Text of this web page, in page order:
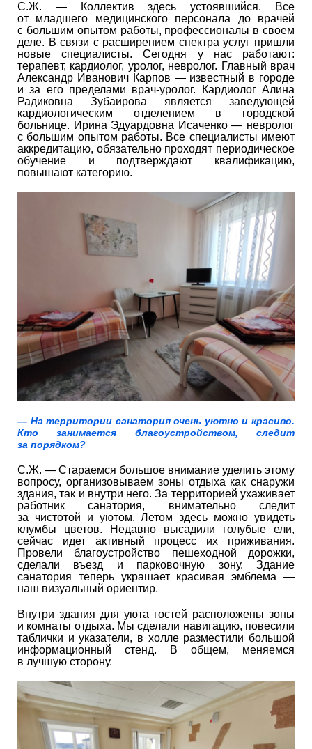
С.Ж. — Коллектив здесь устоявшийся. Все
от младшего медицинского персонала до врачей
с большим опытом работы, профессионалы в своем
деле. В связи с расширением спектра услуг пришли
новые специалисты. Сегодня у нас работают:
терапевт, кардиолог, уролог, невролог. Главный врач
Александр Иванович Карпов — известный в городе
и за его пределами врач-уролог. Кардиолог Алина
Радиковна Зубаирова является заведующей
кардиологическим отделением в городской
больнице. Ирина Эдуардовна Исаченко — невролог
с большим опытом работы. Все специалисты имеют
аккредитацию, обязательно проходят периодическое
обучение и подтверждают квалификацию,
повышают категорию.
— На территории санатория очень уютно и красиво.
Кто занимается благоустройством, следит
за порядком?
С.Ж. — Стараемся большое внимание уделить этому
вопросу, организовываем зоны отдыха как снаружи
здания, так и внутри него. За территорией ухаживает
работник санатория, внимательно следит
за чистотой и уютом. Летом здесь можно увидеть
клумбы цветов. Недавно высадили голубые ели,
сейчас идет активный процесс их приживания.
Провели благоустройство пешеходной дорожки,
сделали въезд и парковочную зону. Здание
санатория теперь украшает красивая эмблема —
наш визуальный ориентир.
Внутри здания для уюта гостей расположены зоны
и комнаты отдыха. Мы сделали навигацию, повесили
таблички и указатели, в холле разместили большой
информационный стенд. В общем, меняемся
в лучшую сторону.